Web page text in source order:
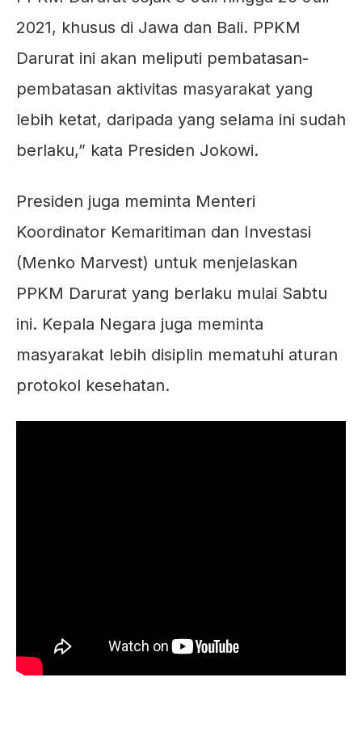
2021, khusus di Jawa dan Bali. PPKM
Darurat ini akan meliputi pembatasan-
pembatasan aktivitas masyarakat yang
lebih ketat, daripada yang selama ini sudah
berlaku,” kata Presiden Jokowi.
Presiden juga meminta Menteri
Koordinator Kemaritiman dan Investasi
(Menko Marvest) untuk menjelaskan
PPKM Darurat yang berlaku mulai Sabtu
ini. Kepala Negara juga meminta
masyarakat lebih disiplin mematuhi aturan
protokol kesehatan.